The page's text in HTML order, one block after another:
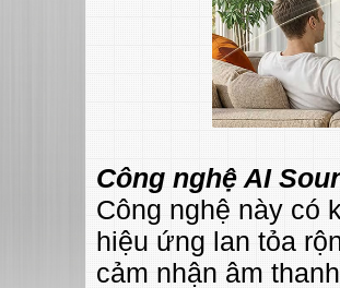
Công nghệ AI
Công nghệ này có
hiệu ứng lan tỏa
cảm nhận âm